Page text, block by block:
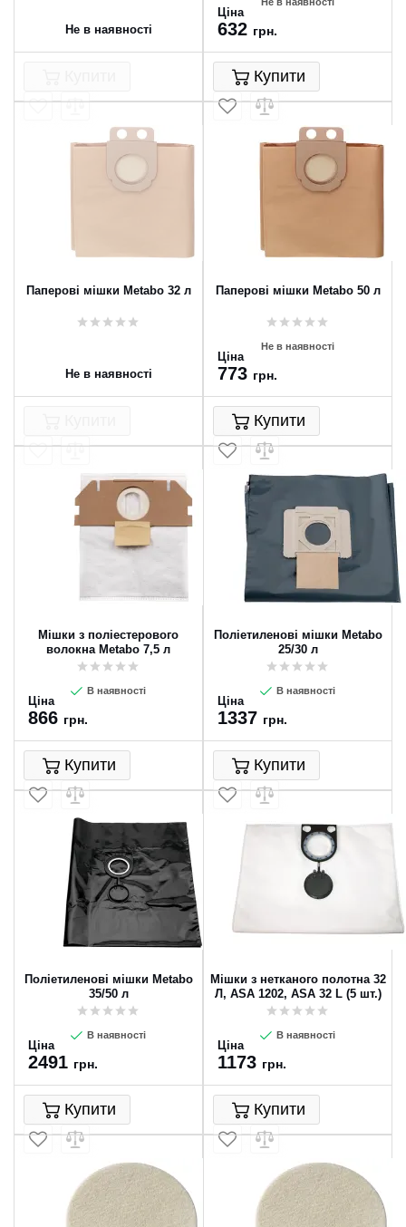
Не в наявності
Ціна
632 грн.
Купити
Паперові мішки Metabo 32 л
Не в наявності
Паперові мішки Metabo 50 л
Не в наявності
Ціна
773 грн.
Купити
Мішки з поліестерового
волокна Metabo 7,5 л
В наявності
Ціна
866 грн.
Купити
Поліетиленові мішки Metabo
25/30 л
В наявності
Ціна
1337 грн.
Купити
Поліетиленові мішки Metabo
35/50 л
В наявності
Ціна
2491 грн.
Купити
Мішки з нетканого полотна 32
Л, ASA 1202, ASA 32 L (5 шт.)
В наявності
Ціна
1173 грн.
Купити